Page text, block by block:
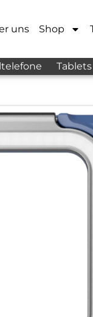
uns Shop
Tablets